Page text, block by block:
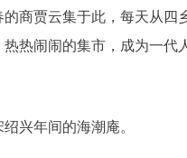
商贾云集于此，每天从
热闹闹的集市，成为一代
兴年间的海潮庵。